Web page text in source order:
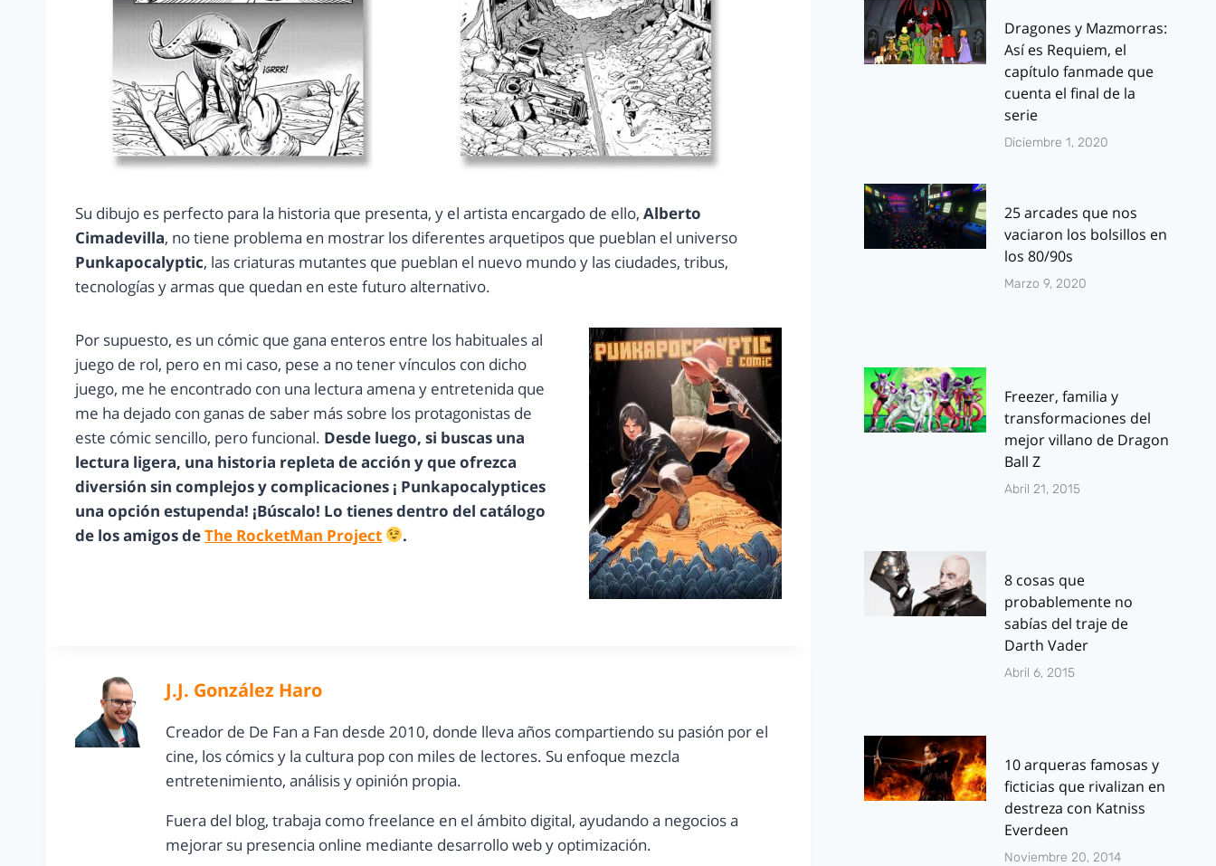
Su dibujo es perfecto para la historia que presenta, y el artista encargado de ello, Alberto
Cimadevilla, no tiene problema en mostrar los diferentes arquetipos que pueblan el universo
Punkapocalyptic, las criaturas mutantes que pueblan el nuevo mundo y las ciudades, tribus,
tecnologías y armas que quedan en este futuro alternativo.
Por supuesto, es un cómic que gana enteros entre los habituales al
juego de rol, pero en mi caso, pese a no tener vínculos con dicho
juego, me he encontrado con una lectura amena y entretenida que
me ha dejado con ganas de saber más sobre los protagonistas de
este cómic sencillo, pero funcional. Desde luego, si buscas una
lectura ligera, una historia repleta de acción y que ofrezca
diversión sin complejos y complicaciones ¡ Punkapocalyptices
una opción estupenda! ¡Búscalo! Lo tienes dentro del catálogo
de los amigos deThe RocketMan Project .
J.J. González Haro
Creador de De Fan a Fan desde 2010, donde lleva años compartiendo su pasión por el
cine, los cómics y la cultura pop con miles de lectores. Su enfoque mezcla
entretenimiento, análisis y opinión propia.
Fuera del blog, trabaja como freelance en el ámbito digital, ayudando a negocios a
mejorar su presencia online mediante desarrollo web y optimización.
Dragones y Mazmorras:
Así es Requiem, el
capítulo fanmade que
cuenta el final de la
serie
Diciembre 1, 2020
25 arcades que nos
vaciaron los bolsillos en
los 80/90s
Marzo 9, 2020
Freezer, familia y
transformaciones del
mejor villano de Dragon
Ball Z
Abril 21, 2015
8 cosas que
probablemente no
sabías del traje de
Darth Vader
Abril 6, 2015
10 arqueras famosas y
ficticias que rivalizan en
destreza con Katniss
Everdeen
Noviembre 20, 2014